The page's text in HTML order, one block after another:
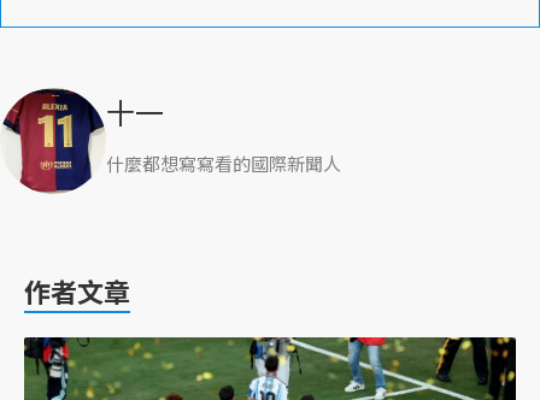
十一
什麼都想寫寫看的國際新聞人
作者文章